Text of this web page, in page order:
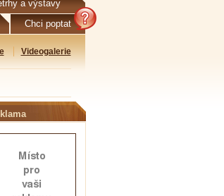
a výstavy
Chci poptat
Videogalerie